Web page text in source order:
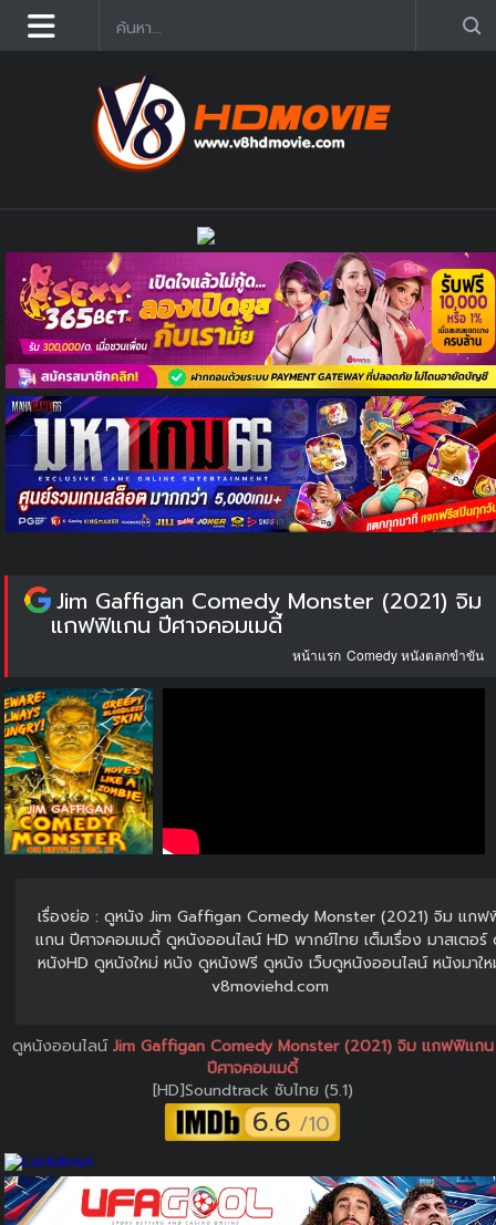
ดูหนังออนไลน์ฟรี 2025 อัฟเดตใหม่ก่อนใคร คมชัด HD
Jim Gaffigan Comedy Monster (2021) จิม
แกฟฟิแกน ปีศาจคอมเมดี้
หน้าแรก Comedy หนังตลกขำขัน
เรื่องย่อ : ดูหนัง Jim Gaffigan Comedy Monster (2021) จิม แกฟ
แกน ปีศาจคอมเมดี้ ดูหนังออนไลน์ HD พากย์ไทย เต็มเรื่อง มาสเตอร์
หนังHD ดูหนังใหม่ หนัง ดูหนังฟรี ดูหนัง เว็บดูหนังออนไลน์ หนังมาใ
v8moviehd.com
ดูหนังออนไลน์Jim Gaffigan Comedy Monster (2021) จิม แกฟฟิแกน
ปีศาจคอมเมดี้
[HD]Soundtrack ซับไทย (5.1)
6.6 /10